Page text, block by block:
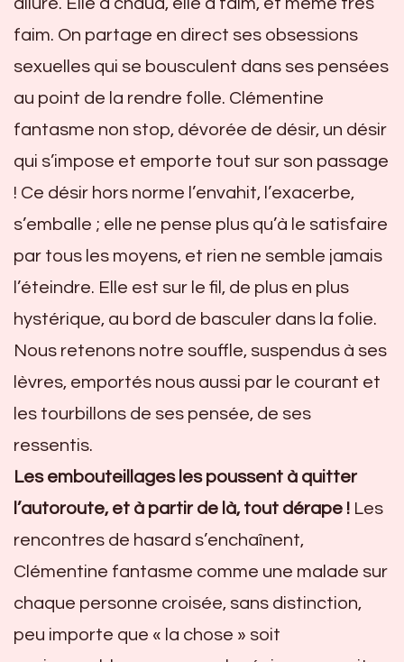
faim. On partage en direct ses obsessions
sexuelles qui se bousculent dans ses pensées
au point de la rendre folle. Clémentine
fantasme non stop, dévorée de désir, un désir
qui s’impose et emporte tout sur son passage
! Ce désir hors norme l’envahit, l’exacerbe,
s’emballe ; elle ne pense plus qu’à le satisfaire
par tous les moyens, et rien ne semble jamais
l’éteindre. Elle est sur le fil, de plus en plus
hystérique, au bord de basculer dans la folie.
Nous retenons notre souffle, suspendus à ses
lèvres, emportés nous aussi par le courant et
les tourbillons de ses pensée, de ses
ressentis.
Les embouteillages les poussent à quitter
l’autoroute, et à partir de là, tout dérape ! Les
rencontres de hasard s’enchaînent,
Clémentine fantasme comme une malade sur
chaque personne croisée, sans distinction,
peu importe que « la chose » soit